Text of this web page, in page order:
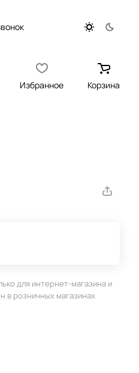
Избранное Корзина
для интернет-магазина и
в розничных магазинах